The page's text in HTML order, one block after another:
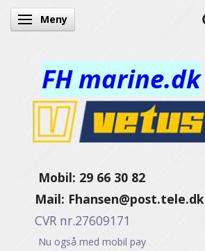
Veksle navigasjon
Meny
FH marine.dk
Mobil: 29 66 30 82
Mail: Fhansen@post.tele.dk
CVR nr.27609171
Nu også med mobil pay